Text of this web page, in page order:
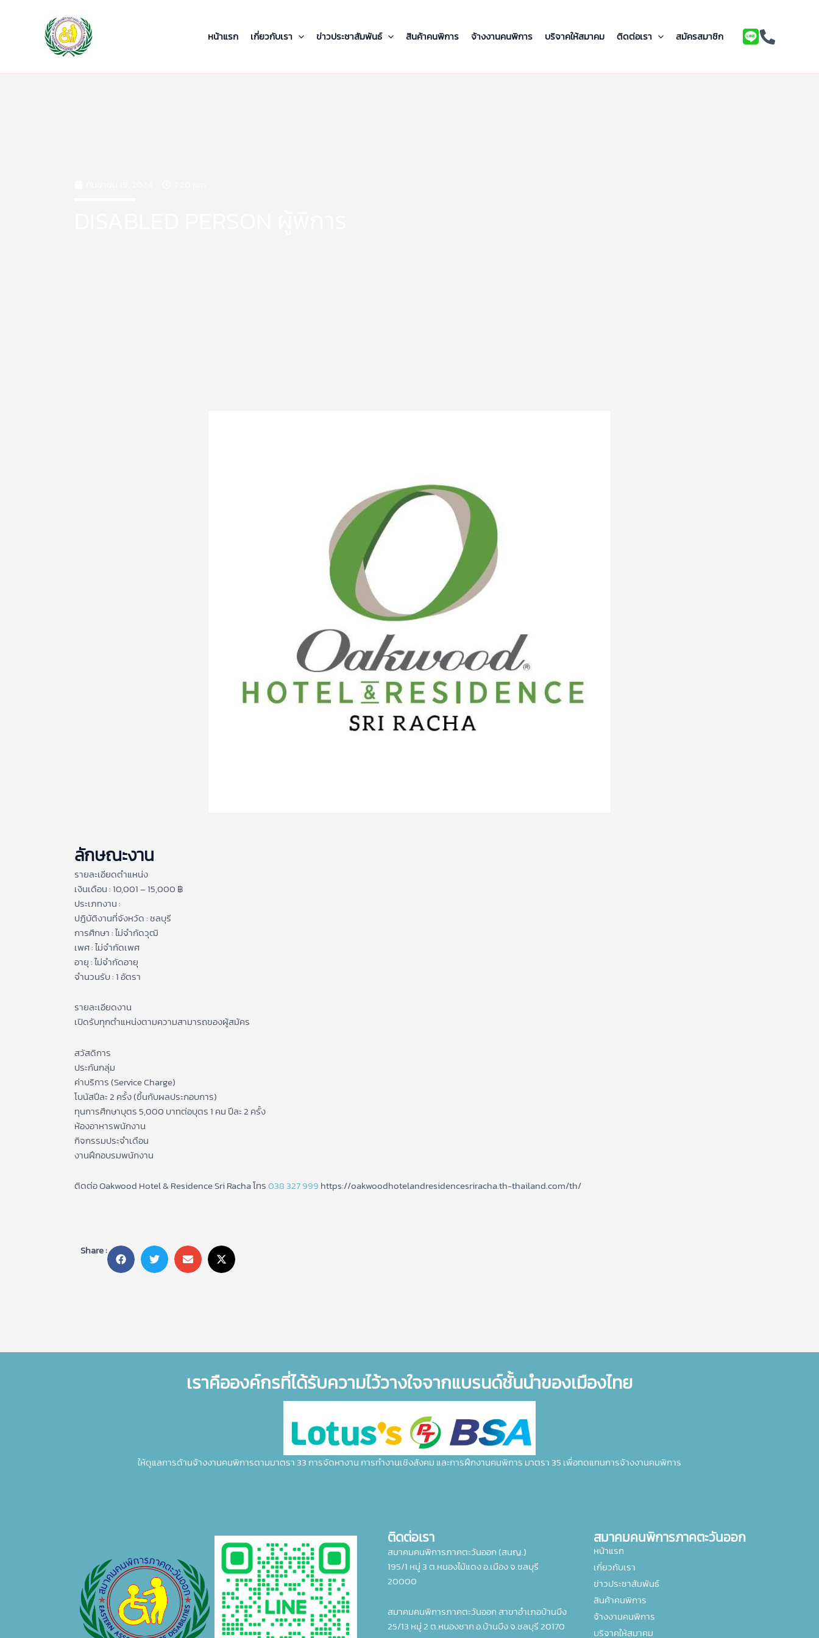
หน้าแรก เกี่ยวกับเรา ข่าวประชาสัมพันธ์ สินค้าคนพิการ จ้างงานคนพิการ บริจาคให้สมาคม ติดต่อเรา สมัครสมาชิก
ลักษณะงาน
รายละเอียดตำแหน่ง
เงินเดือน : 10,001 – 15,000 ฿
ประเภทงาน :
ปฎิบัติงานที่จังหวัด : ชลบุรี
การศึกษา : ไม่จำกัดวุฒิ
เพศ : ไม่จำกัดเพศ
อายุ : ไม่จำกัดอายุ
จำนวนรับ : 1 อัตรา
รายละเอียดงาน
เปิดรับทุกตำแหน่งตามความสามารถของผู้สมัคร
สวัสดิการ
ประกันกลุ่ม
ค่าบริการ (Service Charge)
โบนัสปีละ 2 ครั้ง (ขึ้นกับผลประกอบการ)
ทุนการศึกษาบุตร 5,000 บาทต่อบุตร 1 คน ปีละ 2 ครั้ง
ห้องอาหารพนักงาน
กิจกรรมประจำเดือน
งานฝึกอบรมพนักงาน
ติดต่อ Oakwood Hotel & Residence Sri Racha โทร038 327 999 https://oakwoodhotelandresidencesriracha.th-thailand.com/th/
Share :
เราคือองค์กรที่ได้รับความไว้วางใจจากแบรนด์ชั้นนำของเมืองไทย
ให้ดูแลการด้านจ้างงานคนพิการตามมาตรา 33 การจัดหางาน การทำงานเชิงสังคม และการฝึกงานคนพิการ มาตรา 35 เพื่อทดแทนการจ้างงานคนพิการ
ติดต่อเรา
สมาคมคนพิการภาคตะวันออก (สนญ.)
195/1 หมู่ 3 ต.หนองไม้แดง อ.เมือง จ.ชลบุรี
20000
สมาคมคนพิการภาคตะวันออก สาขาอำเภอบ้านบึง
25/13 หมู่ 2 ต.หนองชาก อ.บ้านบึง จ.ชลบุรี 20170
สมาคมคนพิการภาคตะวันออก
หน้าแรก
เกี่ยวกับเรา
ข่าวประชาสัมพันธ์
สินค้าคนพิการ
จ้างงานคนพิการ
บริจาคให้สมาคม